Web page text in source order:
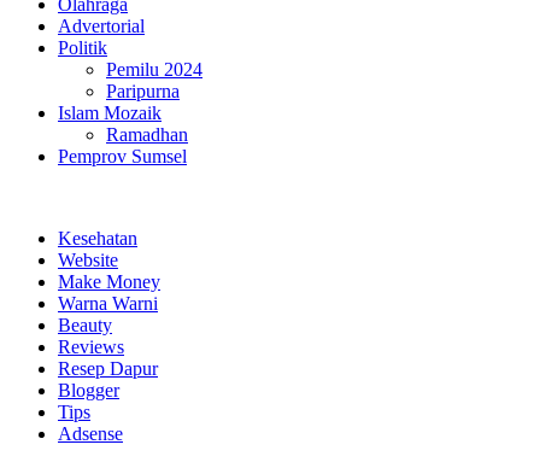
Olahraga
Advertorial
Politik
Pemilu 2024
Paripurna
Islam Mozaik
Ramadhan
Pemprov Sumsel
Kesehatan
Website
Make Money
Warna Warni
Beauty
Reviews
Resep Dapur
Blogger
Tips
Adsense